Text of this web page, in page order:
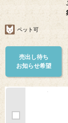
売出し待ち
お知らせ希望